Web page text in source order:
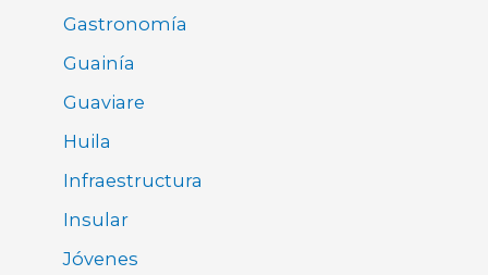
Gastronomía
Guainía
Guaviare
Huila
Infraestructura
Insular
Jóvenes